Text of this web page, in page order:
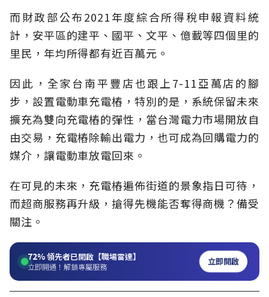
而財政部公布2021年度綜合所得稅申報資料統
計，安平區的建平、國平、文平、億載等四個里的
里民，年均所得都有近百萬元。
因此，全家台南平豐店也跟上7-11亞萬店的腳
步，設置電動車充電樁，特別的是，系統保留未來
擴充為雙向充電樁的彈性，當台灣電力市場開放自
由交易，充電樁除輸出電力，也可成為回購電力的
媒介，讓電動車放電回來。
在可見的未來，充電樁遍佈街道的景象指日可待，
而超商服務再升級，搶得先機能否奪得商機？備受
關注。
72%領先者已開啟【職場雷達】
立即開通！解鎖專屬服務 立即開啟